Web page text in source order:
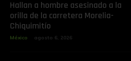
Hallan a hombre asesinado a la
orilla de la carretera Morelia-
Chiquimitío
México agosto 6, 2026